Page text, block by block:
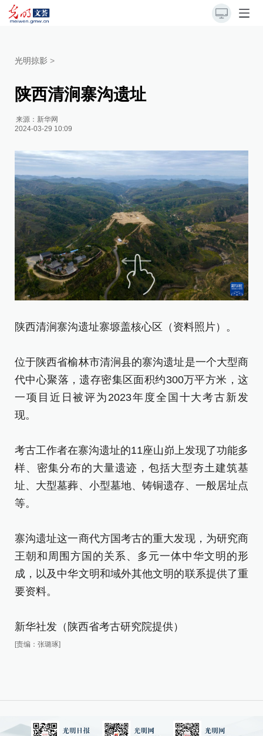
光明掠影 >
陕西清涧寨沟遗址
来源： 新华网
2024-03-29 10:09
陕西清涧寨沟遗址寨塬盖核心区（资料照片）。
位于陕西省榆林市清涧县的寨沟遗址是一个大型商
代中心聚落，遗存密集区面积约300万平方米，这
一项目近日被评为2023年度全国十大考古新发
现。
考古工作者在寨沟遗址的11座山峁上发现了功能多
样、密集分布的大量遗迹，包括大型夯土建筑基
址、大型墓葬、小型墓地、铸铜遗存、一般居址点
等。
寨沟遗址这一商代方国考古的重大发现，为研究商
王朝和周围方国的关系、多元一体中华文明的形
成，以及中华文明和域外其他文明的联系提供了重
要资料。
新华社发（陕西省考古研究院提供）
[责编：张璐琢]